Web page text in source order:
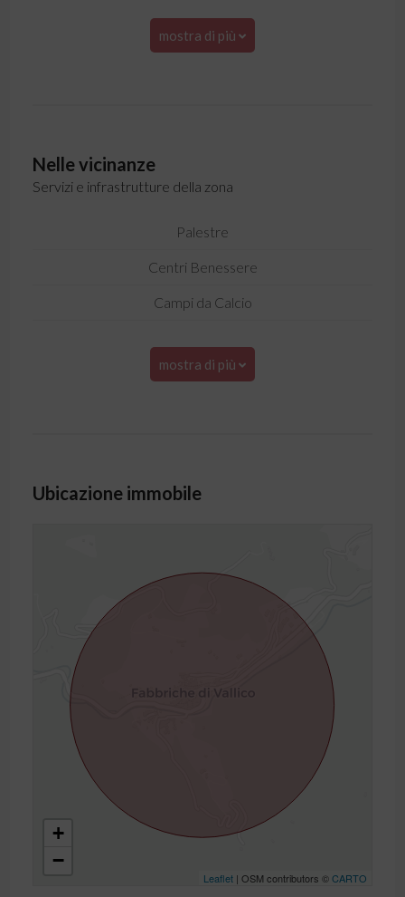
mostra di più
Nelle vicinanze
Servizi e infrastrutture della zona
Palestre
Centri Benessere
Campi da Calcio
mostra di più
Ubicazione immobile
+
−
Leaflet| OSM contributors ©CARTO